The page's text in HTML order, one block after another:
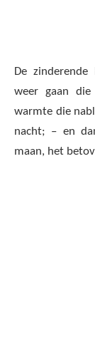
De
weer gaan
warmte die
nacht; – en
maan, het